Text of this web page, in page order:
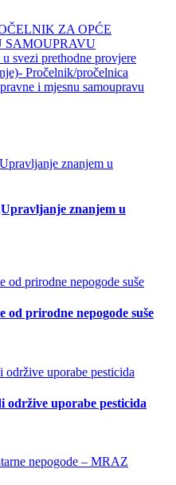
ZA OPĆE
SAMOUPRAVU
svezi prethodne provjere
Pročelnik/pročelnica
i mjesnu samoupravu
znanjem u
od prirodne nepogode suše
uporabe pesticida